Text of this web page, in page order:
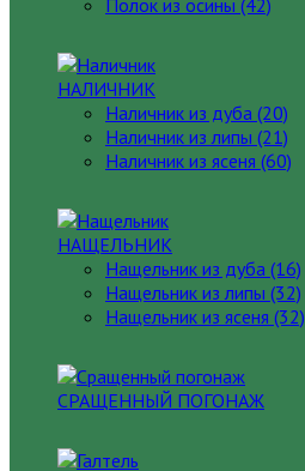
Полок из осины (42)
НАЛИЧНИК
Наличник из дуба (20)
Наличник из липы (21)
Наличник из ясеня (60)
НАЩЕЛЬНИК
Нащельник из дуба (16)
Нащельник из липы (32)
Нащельник из ясеня (32)
СРАЩЕННЫЙ ПОГОНАЖ